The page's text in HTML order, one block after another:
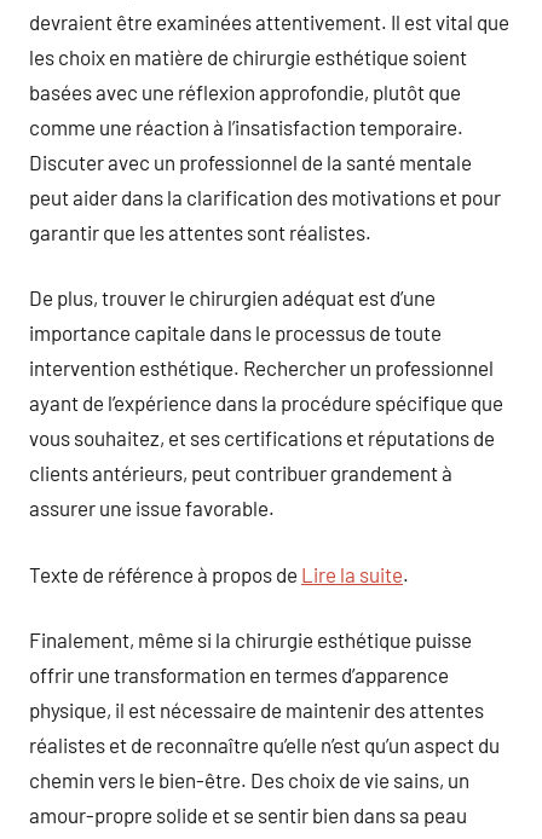
devraient être examinées attentivement. Il est vital que
les choix en matière de chirurgie esthétique soient
basées avec une réflexion approfondie, plutôt que
comme une réaction à l’insatisfaction temporaire.
Discuter avec un professionnel de la santé mentale
peut aider dans la clarification des motivations et pour
garantir que les attentes sont réalistes.
De plus, trouver le chirurgien adéquat est d’une
importance capitale dans le processus de toute
intervention esthétique. Rechercher un professionnel
ayant de l’expérience dans la procédure spécifique que
vous souhaitez, et ses certifications et réputations de
clients antérieurs, peut contribuer grandement à
assurer une issue favorable.
Texte de référence à propos de Lire la suite.
Finalement, même si la chirurgie esthétique puisse
offrir une transformation en termes d’apparence
physique, il est nécessaire de maintenir des attentes
réalistes et de reconnaître qu’elle n’est qu’un aspect du
chemin vers le bien-être. Des choix de vie sains, un
amour-propre solide et se sentir bien dans sa peau